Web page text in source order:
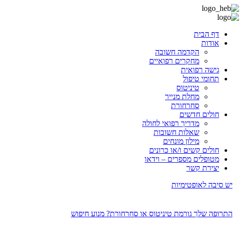
דף הבית
אודות
הקדמה חשובה
מחקרים רפואיים
גישה רפואית
תחומי טיפול
טיניטוס
מחלת מנייר
סחרחורת
חולים חדשים
מדריך רפואי לחולה
שאלות חשובות
מילון מונחים
חולים קשים ו/או כרונים
מטופלים מספרים – וידאו
יצירת קשר
יש סיבה לאופטימיות
התרופה שלך גורמת טיניטוס או סחרחורת? מנוע חיפוש